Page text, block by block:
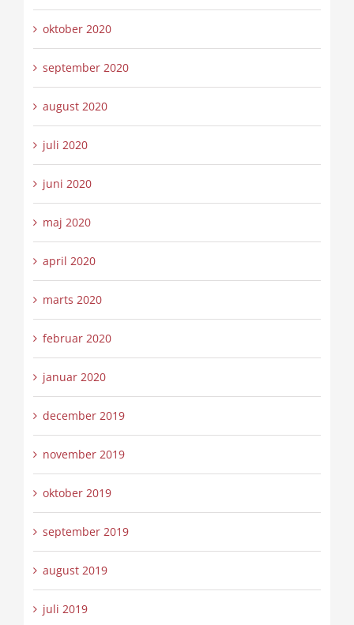
oktober 2020
september 2020
august 2020
juli 2020
juni 2020
maj 2020
april 2020
marts 2020
februar 2020
januar 2020
december 2019
november 2019
oktober 2019
september 2019
august 2019
juli 2019